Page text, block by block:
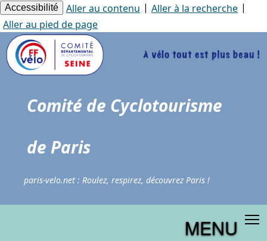
Accessibilité Aller au contenu | Aller à la recherche |
Aller au pied de page
Comité de Cyclotourisme
de Paris
paris-velo.net : Roulez, respirez, découvrez Paris !
MENU
Panneau de gestion des cookies